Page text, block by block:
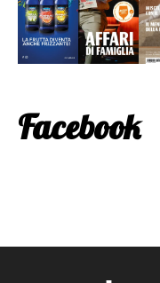
Facebook